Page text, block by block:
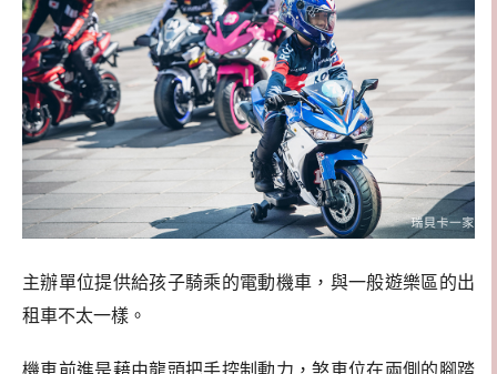
主辦單位提供給孩子騎乘的電動機車，與一般遊樂區的出
租車不太一樣。
機車前進是藉由龍頭把手控制動力，煞車位在兩側的腳踏